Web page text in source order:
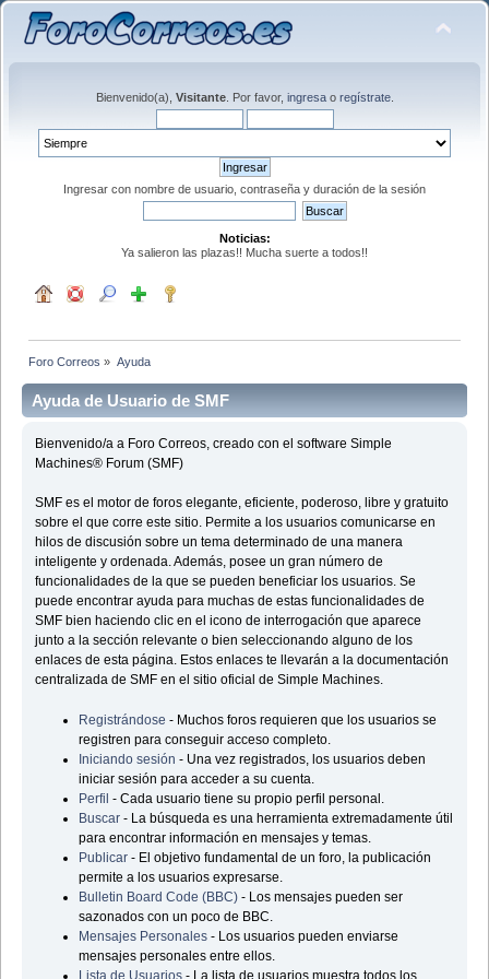
Bienvenido(a), Visitante. Por favor, ingresao regístrate.
Ingresar con nombre de usuario, contraseña y duración de la sesión
Noticias:
Ya salieron las plazas!! Mucha suerte a todos!!
Foro Correos » Ayuda
Ayuda de Usuario de SMF
Bienvenido/a a Foro Correos, creado con el software Simple
Machines® Forum (SMF)
SMF es el motor de foros elegante, eficiente, poderoso, libre y gratuito
sobre el que corre este sitio. Permite a los usuarios comunicarse en
hilos de discusión sobre un tema determinado de una manera
inteligente y ordenada. Además, posee un gran número de
funcionalidades de la que se pueden beneficiar los usuarios. Se
puede encontrar ayuda para muchas de estas funcionalidades de
SMF bien haciendo clic en el icono de interrogación que aparece
junto a la sección relevante o bien seleccionando alguno de los
enlaces de esta página. Estos enlaces te llevarán a la documentación
centralizada de SMF en el sitio oficial de Simple Machines.
Registrándose - Muchos foros requieren que los usuarios se
registren para conseguir acceso completo.
Iniciando sesión - Una vez registrados, los usuarios deben
iniciar sesión para acceder a su cuenta.
Perfil - Cada usuario tiene su propio perfil personal.
Buscar - La búsqueda es una herramienta extremadamente útil
para encontrar información en mensajes y temas.
Publicar - El objetivo fundamental de un foro, la publicación
permite a los usuarios expresarse.
Bulletin Board Code (BBC)- Los mensajes pueden ser
sazonados con un poco de BBC.
Mensajes Personales - Los usuarios pueden enviarse
mensajes personales entre ellos.
Lista de Usuarios - La lista de usuarios muestra todos los